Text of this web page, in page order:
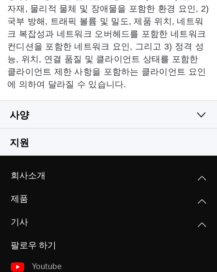
자재, 물리적 물체 및 장애물을 포함한 환경 요인, 2)
국부 방해, 트래픽 볼륨 및 밀도, 제품 위치, 네트워
크 복잡성과 네트워크 오버헤드를 포함한 네트워크
컨디션을 포함한 네트워크 요인, 그리고 3) 정격 성
능, 위치, 연결 품질 및 클라이언트 상태를 포함한
클라이언트 제한 사항을 포함하는 클라이언트 요인
에 의하여 달라질 수 있습니다.
사양
무선
IEEE 802.11n, IEEE 802.11g, IEEE 802.11b
주파수
2.4 - 2.4835GHz
신호 전송률
동적 IP/정적 IP/PPPoE/L2TP/PPTP
관리
자녀 보호 기능
액세스 컨트롤
현장 관리
114x94
인터페이스
2개 10/100Mbps LAN 포트
기타
KC, CE, ROHS
지원
회사소개
제품
기사
팔로우 하기
Youtube